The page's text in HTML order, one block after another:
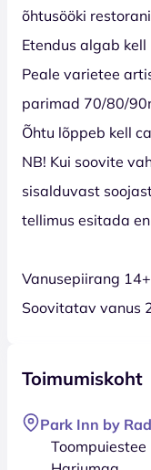
õhtusööki
Etendus algab
Peale varietee
parimad 70/80/
Õhtu lõppeb kell
NB! Kui soovite
sisalduvast
tellimus esitada
Vanusepiirang 14+
Soovitatav vanus
Toimumiskoht
Park Inn by